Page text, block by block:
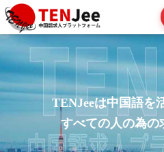
TENJeeは中国語を
すべての人の為の